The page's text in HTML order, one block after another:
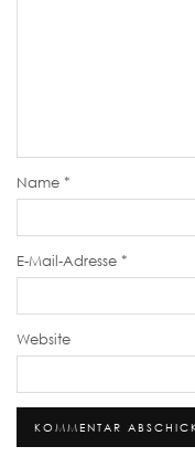
Name *
E-Mail-Adresse *
Website